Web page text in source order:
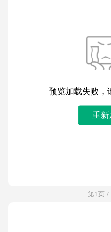
预览加载失败，
重新
第1页 /